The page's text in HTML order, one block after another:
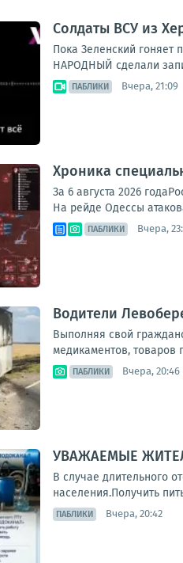
Солдаты ВСУ из
Пока Зеленский гоняет
НАРОДНЫЙ сделали
ПАБЛИКИ Вчера, 21:09
Хроника
За 6 августа 2026
На рейде Одессы
ПАБЛИКИ Вчера,
Водители
Выполняя свой
медикаментов, товаров
ПАБЛИКИ Вчера, 20:46
УВАЖАЕМЫЕ
В случае длительного
населения.Получить
ПАБЛИКИ Вчера, 20:42